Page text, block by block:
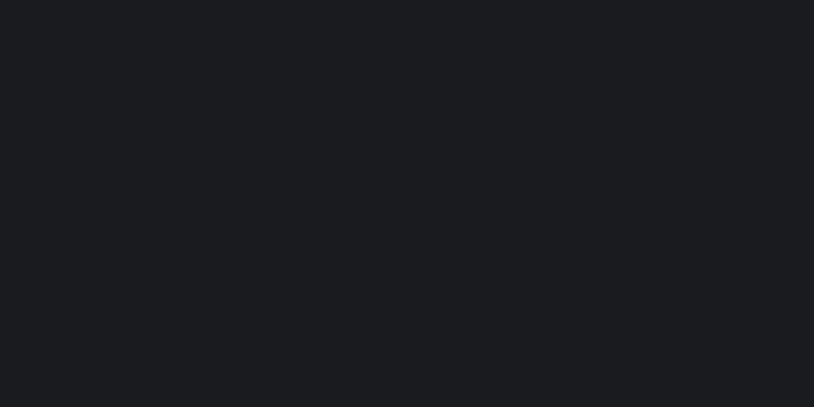
bis 6 Uhr morgens. Über den
die wahre Macht. Machen Sie
stellen Sie die Freiheit der
nicht gefallen, und prüfen
Soldaten auf eine
Leute werden Ihre Aktionen
Richter, sogar